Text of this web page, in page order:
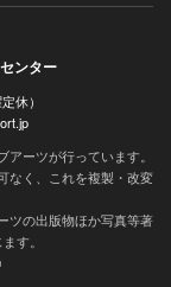
ンター
休）
ーツが行っています。
なく、これを複製・改変
ツの出版物ほか写真等著
す。